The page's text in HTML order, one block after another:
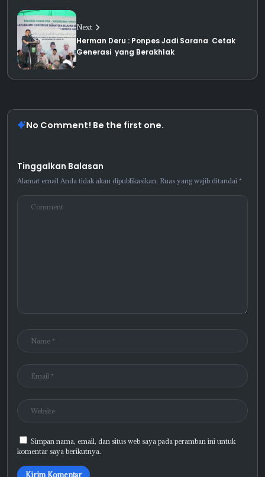
Next
Herman Deru : Ponpes Jadi Sarana Cetak
Generasi yang Berakhlak
No Comment! Be the first one.
Tinggalkan Balasan
Alamat email Anda tidak akan dipublikasikan. Ruas yang wajib ditandai *
Simpan nama, email, dan situs web saya pada peramban ini untuk
komentar saya berikutnya.